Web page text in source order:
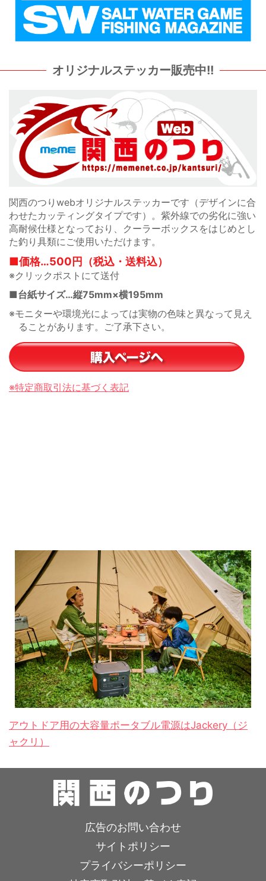
オリジナルステッカー販売中!!
関西のつりwebオリジナルステッカーです（デザインに合
わせたカッティングタイプです）。紫外線での劣化に強い
高耐候仕様となっており、クーラーボックスをはじめとし
た釣り具類にご使用いただけます。
■価格…500円（税込・送料込）
※クリックポストにて送付
■台紙サイズ…縦75mm×横195mm
※モニターや環境光によっては実物の色味と異なって見え
ることがあります。ご了承下さい。
※特定商取引法に基づく表記
アウトドア用の大容量ポータブル電源はJackery（ジ
ャクリ）
広告のお問い合わせ
サイトポリシー
プライバシーポリシー